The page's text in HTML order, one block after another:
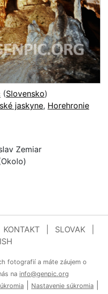
(Slovensko)
jaskyne, Horehronie
Zemiar
KONTAKT SLOVAK
fotografií a máte záujem o
na info@genpic.org
Nastavenie súkromia